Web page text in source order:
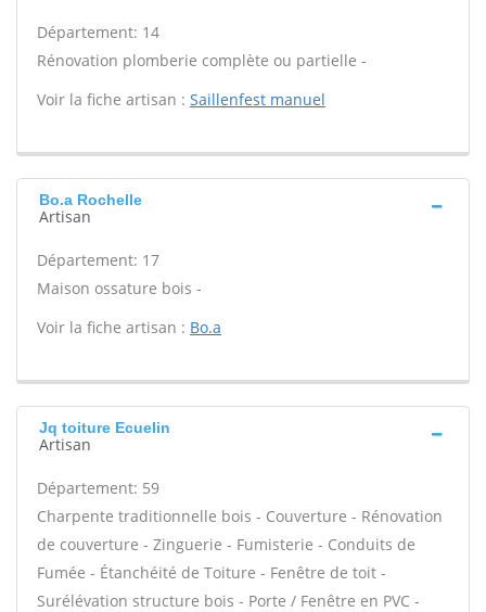
Département: 14
Rénovation plomberie complète ou partielle -
Voir la fiche artisan : Saillenfest manuel
Bo.a Rochelle
Artisan
Département: 17
Maison ossature bois -
Voir la fiche artisan : Bo.a
Jq toiture Ecuelin
Artisan
Département: 59
Charpente traditionnelle bois - Couverture - Rénovation
de couverture - Zinguerie - Fumisterie - Conduits de
Fumée - Étanchéité de Toiture - Fenêtre de toit -
Surélévation structure bois - Porte / Fenêtre en PVC -